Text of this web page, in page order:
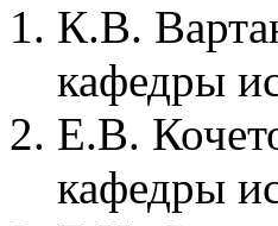
К.В.
кафедры
Е.В.
кафедры